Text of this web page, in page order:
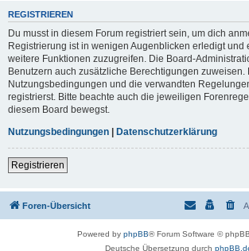
REGISTRIEREN
Du musst in diesem Forum registriert sein, um dich
Registrierung ist in wenigen Augenblicken erledigt und
weitere Funktionen zuzugreifen. Die Board-
Benutzern auch zusätzliche Berechtigungen zuweisen.
Nutzungsbedingungen und die verwandten
registrierst. Bitte beachte auch die jeweiligen
diesem Board bewegst.
Nutzungsbedingungen | Datenschutzerklärung
Registrieren
Foren-Übersicht
Powered by phpBB® Forum Software ©
Deutsche Übersetzung durch